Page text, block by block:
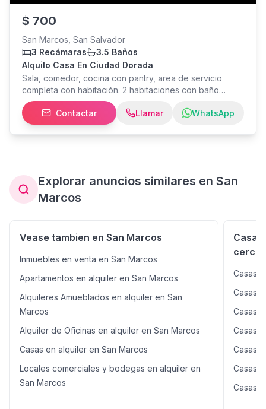
$ 700
San Marcos, San Salvador
3 Recámaras
3.5 Baños
Alquilo Casa En Ciudad Dorada
Sala, comedor, cocina con pantry, area de servicio
completa con habitación. 2 habitaciones con baño
compartido. Habitación principal con baño, aire
acondicionado y walkin closet. Area social con piscina y
areas deportivas y gimnasio.
Contactar Llamar WhatsApp
Explorar anuncios similares en San
Marcos
Vease tambien en San Marcos
Inmuebles en venta en San Marcos
Apartamentos en alquiler en San Marcos
Alquileres Amueblados en alquiler en San
Marcos
Alquiler de Oficinas en alquiler en San Marcos
Casas en alquiler en San Marcos
Locales comerciales y bodegas en alquiler en
San Marcos
Casas
Casas
Casas
Casas
Casas
Casas
Casas